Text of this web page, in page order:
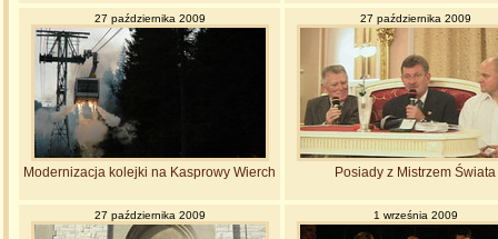
27 października 2009
Modernizacja kolejki na Kasprowy Wierch
27 października 2009
Posiady z Mistrzem Świata
27 października 2009 1 września 2009